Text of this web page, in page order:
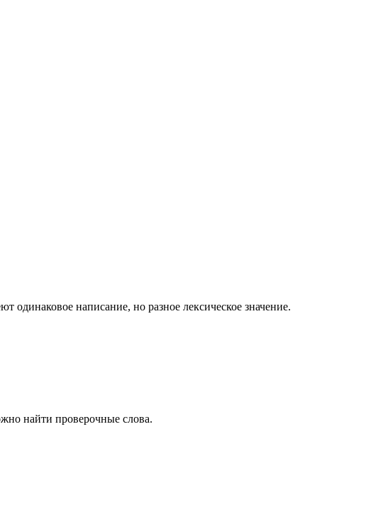
написание, но разное лексическое значение.
найти проверочные слова.